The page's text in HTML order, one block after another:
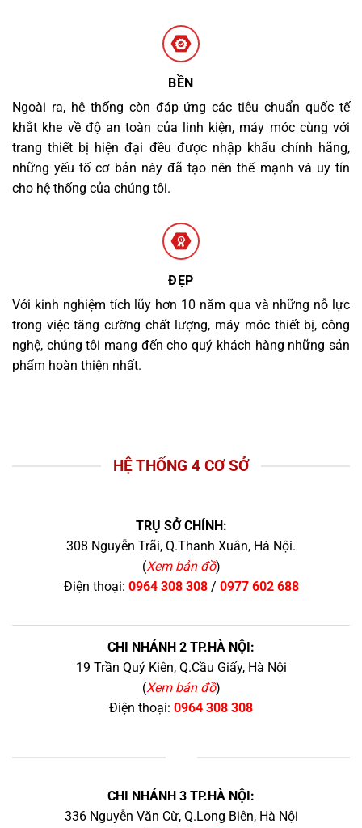
BỀN
Ngoài ra, hệ thống còn đáp ứng các tiêu chuẩn quốc tế
khắt khe về độ an toàn của linh kiện, máy móc cùng với
trang thiết bị hiện đại đều được nhập khẩu chính hãng,
những yếu tố cơ bản này đã tạo nên thế mạnh và uy tín
cho hệ thống của chúng tôi.
ĐẸP
Với kinh nghiệm tích lũy hơn 10 năm qua và những nỗ lực
trong việc tăng cường chất lượng, máy móc thiết bị, công
nghệ, chúng tôi mang đến cho quý khách hàng những sản
phẩm hoàn thiện nhất.
HỆ THỐNG 4 CƠ SỞ
TRỤ SỞ CHÍNH:
308 Nguyễn Trãi, Q.Thanh Xuân, Hà Nội.
(Xem bản đồ)
Điện thoại: 0964 308 308/ 0977 602 688
CHI NHÁNH 2 TP.HÀ NỘI:
19 Trần Quý Kiên, Q.Cầu Giấy, Hà Nội
(Xem bản đồ)
Điện thoại: 0964 308 308
CHI NHÁNH 3 TP.HÀ NỘI:
336 Nguyễn Văn Cừ, Q.Long Biên, Hà Nội